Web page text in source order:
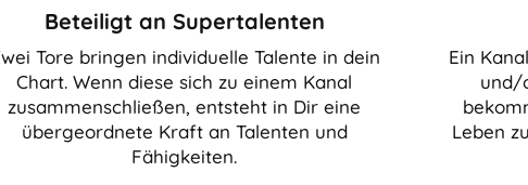
Beteiligt an Supertalenten
Tore bringen individuelle Talente in dein
Chart. Wenn diese sich zu einem Kanal
zusammenschließen, entsteht in Dir eine
übergeordnete Kraft an Talenten und
Fähigkeiten.
Ein
und/
Leben